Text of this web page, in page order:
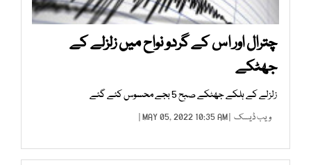
چترال اور اس کے گردو نواح میں زلزلے کے
جھٹکے
زلزلے کے ہلکے جھٹکے صبح 5 بجے محسوس کئے گئے
ویب ڈیسک | MAY 05, 2022 10:35 AM |